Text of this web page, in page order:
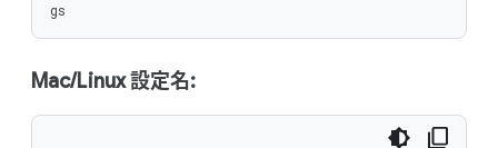
gs
Mac/Linux 設定名: